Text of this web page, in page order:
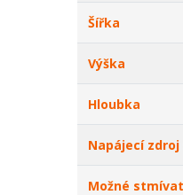
Šířka
Výška
Hloubka
Napájecí
Možné stmívat